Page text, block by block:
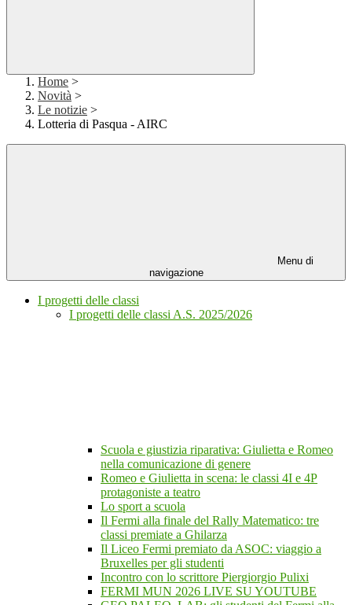
Home >
Novità >
Le notizie >
Lotteria di Pasqua - AIRC
Menu di
navigazione
I progetti delle classi
I progetti delle classi A.S. 2025/2026
Scuola e giustizia riparativa: Giulietta e Romeo
nella comunicazione di genere
Romeo e Giulietta in scena: le classi 4I e 4P
protagoniste a teatro
Lo sport a scuola
Il Fermi alla finale del Rally Matematico: tre
classi premiate a Ghilarza
Il Liceo Fermi premiato da ASOC: viaggio a
Bruxelles per gli studenti
Incontro con lo scrittore Piergiorgio Pulixi
FERMI MUN 2026 LIVE SU YOUTUBE